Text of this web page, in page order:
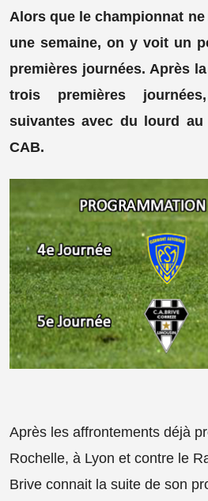
Alors que le championnat
une semaine, on y voit un
premières journées. Après
trois premières
suivantes avec du lourd
CAB.